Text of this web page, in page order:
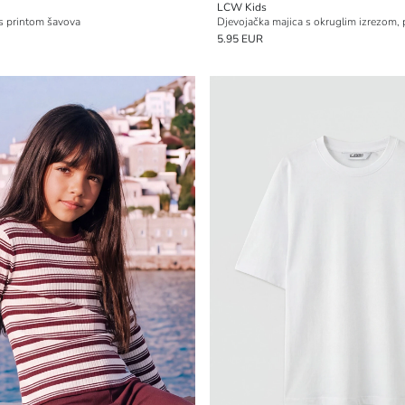
printom šavova
LCW Kids
5.95 EUR